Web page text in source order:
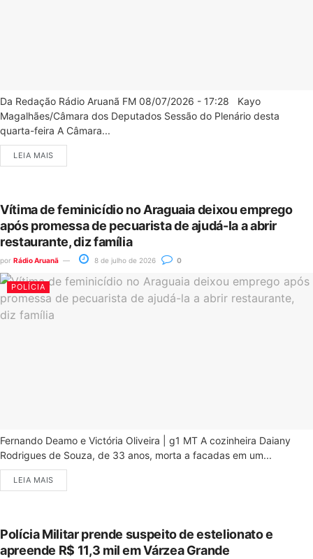
Da Redação Rádio Aruanã FM 08/07/2026 - 17:28 Kayo
Magalhães/Câmara dos Deputados Sessão do Plenário desta
quarta-feira A Câmara...
LEIA MAIS
Vítima de feminicídio no Araguaia deixou emprego
após promessa de pecuarista de ajudá-la a abrir
restaurante, diz família
por Rádio Aruanã 8 de julho de 2026 0
POLÍCIA
Fernando Deamo e Victória Oliveira | g1 MT A cozinheira Daiany
Rodrigues de Souza, de 33 anos, morta a facadas em um...
LEIA MAIS
Polícia Militar prende suspeito de estelionato e
apreende R$ 11,3 mil em Várzea Grande